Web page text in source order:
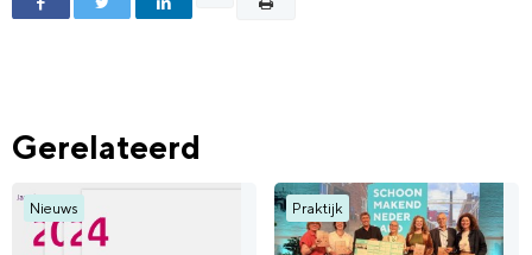
Gerelateerd
Nieuws Praktijk